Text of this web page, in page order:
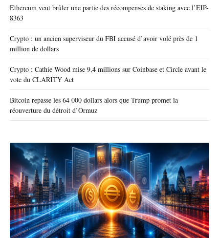
Ethereum veut brûler une partie des récompenses de staking avec l’EIP-
8363
Crypto : un ancien superviseur du FBI accusé d’avoir volé près de 1
million de dollars
Crypto : Cathie Wood mise 9,4 millions sur Coinbase et Circle avant le
vote du CLARITY Act
Bitcoin repasse les 64 000 dollars alors que Trump promet la
réouverture du détroit d’Ormuz